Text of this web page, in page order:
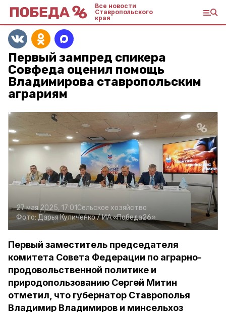
Все новости
Ставропольского
края
Первый зампред спикера
Совфеда оценил помощь
Владимирова ставропольским
аграриям
27 мая 2025, 17:01Сельское хозяйство
Фото: Дарья Куличенко /ИА «Победа26»
Первый заместитель председателя
комитета Совета Федерации по аграрно-
продовольственной политике и
природопользованию Сергей Митин
отметил, что губернатор Ставрополья
Владимир Владимиров и минсельхоз